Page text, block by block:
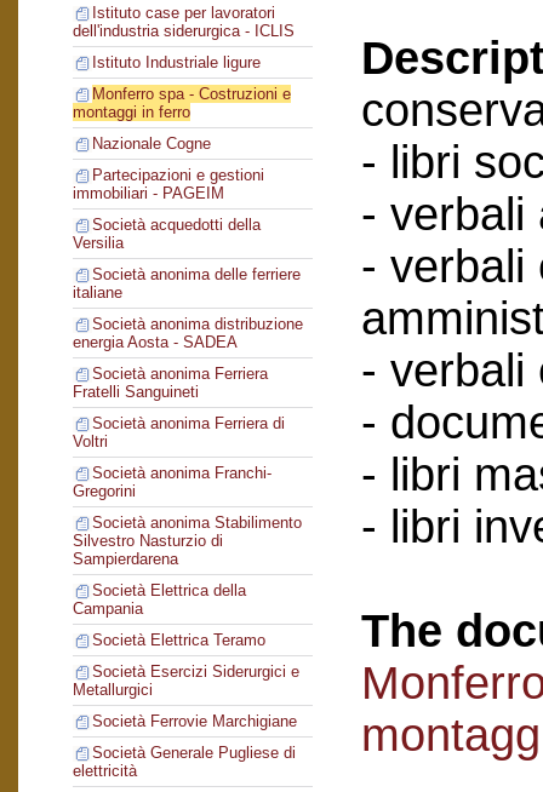
Istituto case per lavoratori
dell'industria siderurgica - ICLIS
Istituto Industriale ligure
Monferro spa - Costruzioni e
montaggi in ferro
Nazionale Cogne
Partecipazioni e gestioni
immobiliari - PAGEIM
Società acquedotti della
Versilia
Società anonima delle ferriere
italiane
Società anonima distribuzione
energia Aosta - SADEA
Società anonima Ferriera
Fratelli Sanguineti
Società anonima Ferriera di
Voltri
Società anonima Franchi-
Gregorini
Società anonima Stabilimento
Silvestro Nasturzio di
Sampierdarena
Società Elettrica della
Campania
Società Elettrica Teramo
Società Esercizi Siderurgici e
Metallurgici
Società Ferrovie Marchigiane
Società Generale Pugliese di
elettricità
- libri
- verbali
- verbali
- verbali
-
- libri
- libri
The